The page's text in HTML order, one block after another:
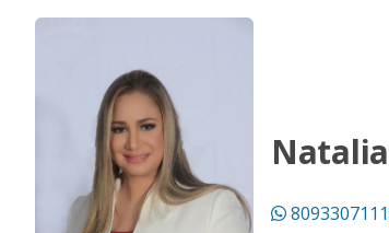
8093307111
Página no encontrada - KW DOMINICANA